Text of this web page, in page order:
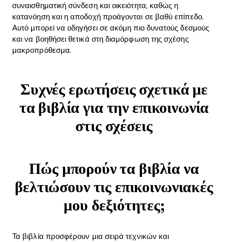
συναισθηματική σύνδεση και οικειότητα, καθώς η
κατανόηση και η αποδοχή προάγονται σε βαθύ επίπεδο.
Αυτό μπορεί να οδηγήσει σε ακόμη πιο δυνατούς δεσμούς
και να βοηθήσει θετικά στη διαμόρφωση της σχέσης
μακροπρόθεσμα.
Συχνές ερωτήσεις σχετικά με
τα βιβλία για την επικοινωνία
στις σχέσεις
Πώς μπορούν τα βιβλία να
βελτιώσουν τις επικοινωνιακές
μου δεξιότητες;
Τα βιβλία προσφέρουν μια σειρά τεχνικών και